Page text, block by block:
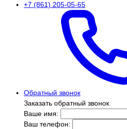
+7 (861) 205-05-65
Обратный звонок
Заказать обратный звонок
Ваше имя:
Ваш телефон: